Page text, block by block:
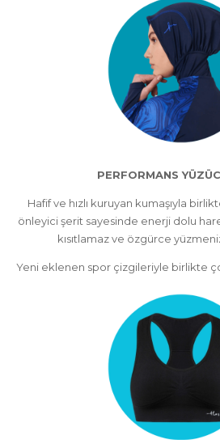
PERFORMANS
Hafif ve hızlı kuruyan kumaşıyla
önleyici şerit sayesinde enerji dolu
kısıtlamaz ve özgürce
Yeni eklenen spor çizgileriyle birlikte